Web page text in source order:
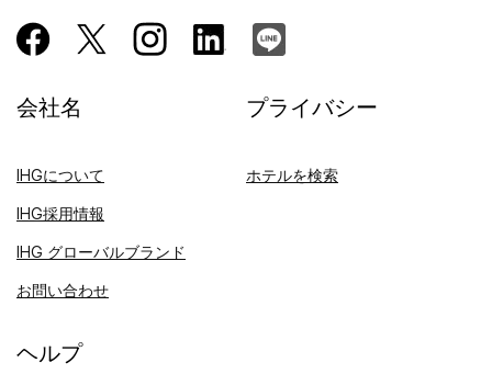
会社名
IHGについて
IHG採用情報
IHG グローバルブランド
お問い合わせ
プライバシー
ホテルを検索
ヘルプ